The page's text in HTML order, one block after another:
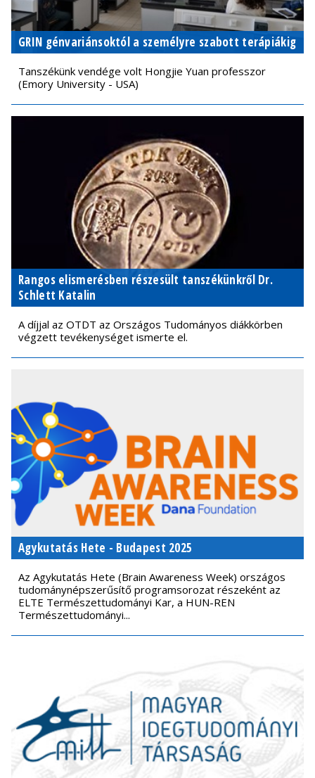
GRIN génvariánsoktól a személyre szabott terápiákig
Tanszékünk vendége volt Hongjie Yuan professzor
(Emory University - USA)
Rangos elismerésben részesült tanszékünkről Dr.
Schlett Katalin
A díjjal az OTDT az Országos Tudományos diákkörben
végzett tevékenységet ismerte el.
Agykutatás Hete - Budapest 2025
Az Agykutatás Hete (Brain Awareness Week) országos
tudománynépszerűsítő programsorozat részeként az
ELTE Természettudományi Kar, a HUN-REN
Természettudományi...